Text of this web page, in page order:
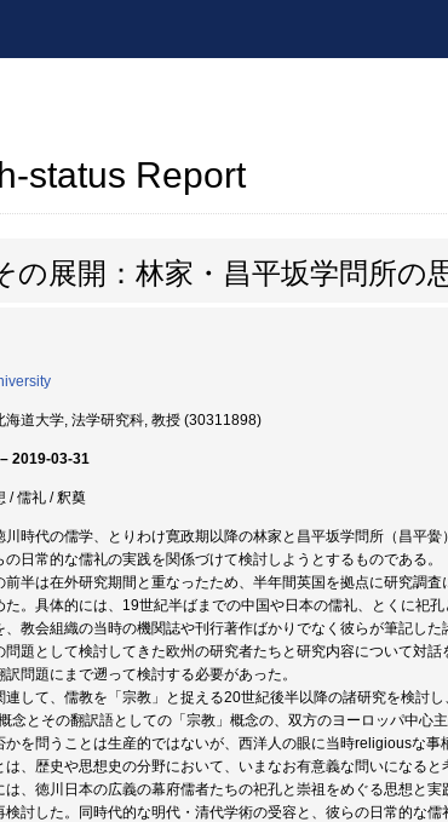
status Report
展開：林家・昌平坂学問所の
海道大学, 法学研究科, 教授 (30311898)
2019-03-31
/ 儒礼 / 釈奠
川時代の儒学、とりわけ寛政期以降の林家と昌平坂学問所（昌平
の日常的な儒礼の実践を関係づけて検討しようとするものである。
前半は在外研究期間と重なったため、半年間英国を拠点に研究調
た。具体的には、19世紀半ばまでの中国や日本の儒礼、とくに祀
、教会組織の当時の機関誌や刊行著作ばかりでなく彼らが筆記し
問題として検討してきた欧州の研究者たちと研究内容について対
問題にまで遡って検討する必要があった。
連して、儒教を「宗教」と捉える20世紀後半以降の諸研究を検討
念とその翻訳語としての「宗教」概念の、双方のヨーロッパ中心
かを問うことは生産的ではないが、西洋人の眼に当時religiousな
は、歴史や思想史の分野において、いまなお有意義な問いになると
は、徳川日本の広義の幕府儒者たちの祀孔と崇祖をめぐる思想と
検討した。同時代的な明代・清代学術の受容と、彼らの日常的な